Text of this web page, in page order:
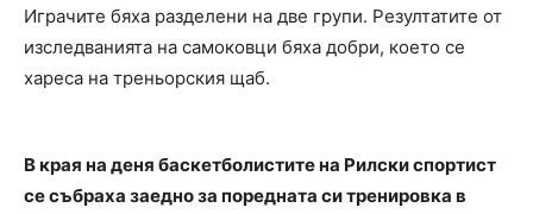
Играчите бяха разделени на две групи. Резултатите от
изследванията на самоковци бяха добри, което се
хареса на треньорския щаб.
В края на деня баскетболистите на Рилски спортист
се събраха заедно за поредната си тренировка в